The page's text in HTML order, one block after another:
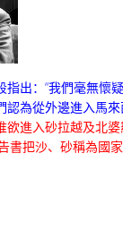
出：“我們毫無懷
認為從外邊進入馬
欲進入砂拉越及北
書把沙、砂稱為國